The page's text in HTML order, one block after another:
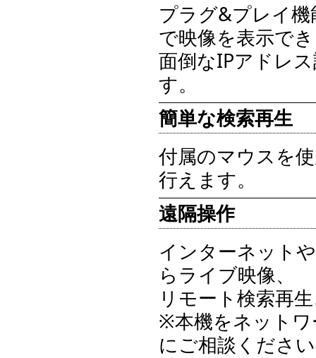
プラグ&プレイ
で映像を表示で
面倒なIPアドレ
す。
簡単な検索再生
付属のマウスを
行えます。
遠隔操作
インターネット
らライブ映像、
リモート検索再
※本機をネットワ
にご相談くださ